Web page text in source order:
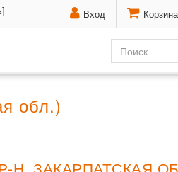
Вход
обл.)
ЗАКАРПАТСКАЯ